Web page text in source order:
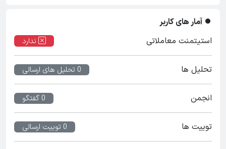
آمار های کاربر
استیتمنت معاملاتی
ندارد
تحلیل ها 0 تحلیل های ارسالی
انجمن 0 گفتگو
توییت ها 0 توییت ارسالی